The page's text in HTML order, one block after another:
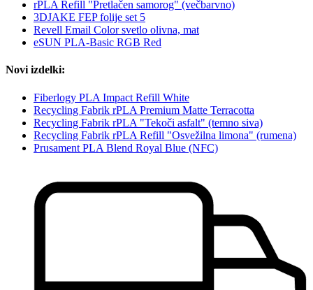
rPLA Refill "Pretlačen samorog" (večbarvno)
3DJAKE FEP folije set 5
Revell Email Color svetlo olivna, mat
eSUN PLA-Basic RGB Red
Novi izdelki:
Fiberlogy PLA Impact Refill White
Recycling Fabrik rPLA Premium Matte Terracotta
Recycling Fabrik rPLA "Tekoči asfalt" (temno siva)
Recycling Fabrik rPLA Refill "Osvežilna limona" (rumena)
Prusament PLA Blend Royal Blue (NFC)